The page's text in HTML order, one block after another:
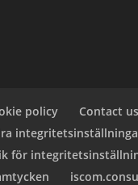
policy
Contact us
för